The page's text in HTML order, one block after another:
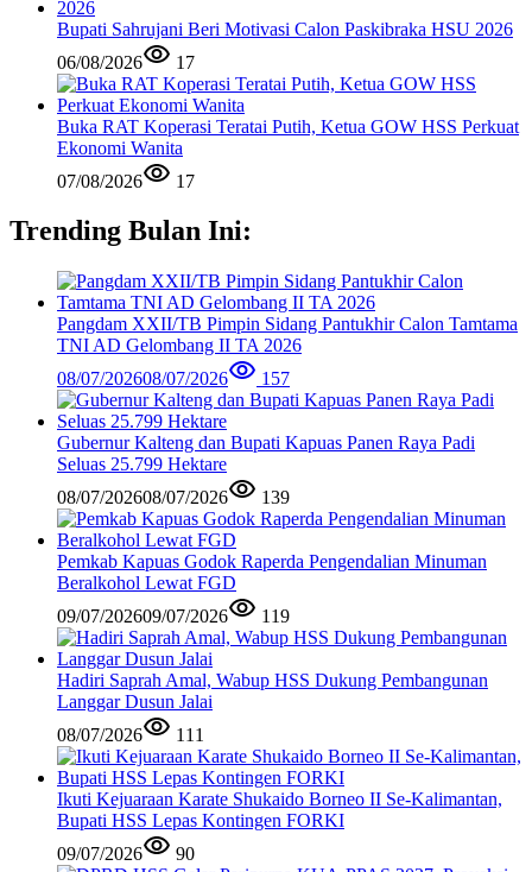
Bupati Sahrujani Beri Motivasi Calon Paskibraka HSU 2026
06/08/2026
17
Buka RAT Koperasi Teratai Putih, Ketua GOW HSS Perkuat
Ekonomi Wanita
07/08/2026
17
Trending Bulan Ini:
Pangdam XXII/TB Pimpin Sidang Pantukhir Calon Tamtama
TNI AD Gelombang II TA 2026
08/07/202608/07/2026 157
Gubernur Kalteng dan Bupati Kapuas Panen Raya Padi
Seluas 25.799 Hektare
08/07/202608/07/2026 139
Pemkab Kapuas Godok Raperda Pengendalian Minuman
Beralkohol Lewat FGD
09/07/202609/07/2026 119
Hadiri Saprah Amal, Wabup HSS Dukung Pembangunan
Langgar Dusun Jalai
08/07/2026
111
Ikuti Kejuaraan Karate Shukaido Borneo II Se-Kalimantan,
Bupati HSS Lepas Kontingen FORKI
09/07/2026
90